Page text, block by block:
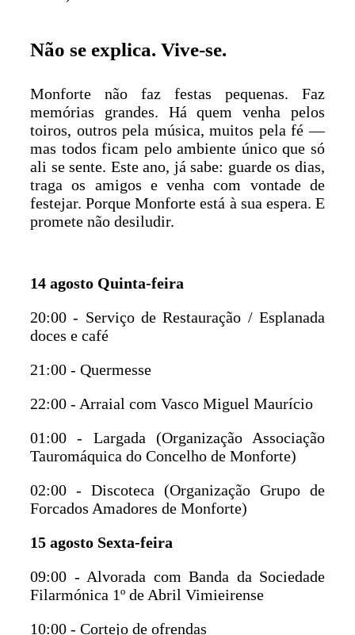
Não se explica. Vive-se.
Monforte não faz festas pequenas. Faz
memórias grandes. Há quem venha pelos
toiros, outros pela música, muitos pela fé —
mas todos ficam pelo ambiente único que só
ali se sente. Este ano, já sabe: guarde os dias,
traga os amigos e venha com vontade de
festejar. Porque Monforte está à sua espera. E
promete não desiludir.
14 agosto Quinta-feira
20:00 - Serviço de Restauração / Esplanada
doces e café
21:00 - Quermesse
22:00 - Arraial com Vasco Miguel Maurício
01:00 - Largada (Organização Associação
Tauromáquica do Concelho de Monforte)
02:00 - Discoteca (Organização Grupo de
Forcados Amadores de Monforte)
15 agosto Sexta-feira
09:00 - Alvorada com Banda da Sociedade
Filarmónica 1º de Abril Vimieirense
10:00 - Cortejo de ofrendas